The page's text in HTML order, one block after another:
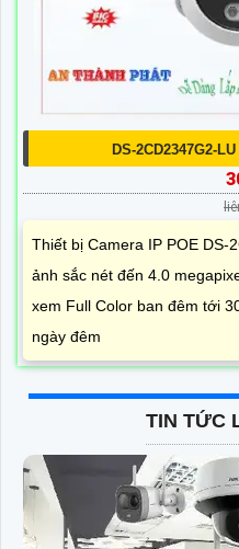
DS-2CD2347G2-
Thiết bị Camera IP POE DS-
ảnh sắc nét đến 4.0
xem Full Color ban đêm tới
ngày đêm
TIN TỨC